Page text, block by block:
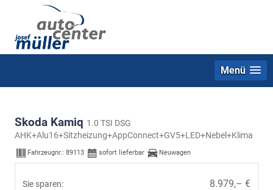
Menü
Skoda Kamiq 1.0 TSI DSG
AHK+Alu16+Sitzheizung+AppConnect+GV5+LED+Nebel+Klima
Fahrzeugnr.: 89113 sofort lieferbar Neuwagen
Sie sparen:
8.979,– €